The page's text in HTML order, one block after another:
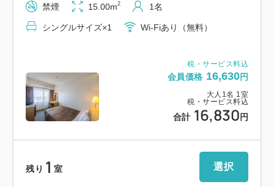
■アクセス・駐車場
・福井駅より徒歩8分
【提携駐車場（有料：1泊/1，300円）】
■大手第二駐車場（ホテル地下）
高さ制限 2.1mまで（15台）/1.55mまで（150
営業時間：7:30～23:00（※7:30前の出発不可）
税・サービス料込
会員価格 16,630円
大人 1 名 1 室
税・サービス料込
合計 16,830 円
禁煙 15.00m2 1名
シングルサイズ×1 Wi-Fiあり（無料）
残り 1 室 選択